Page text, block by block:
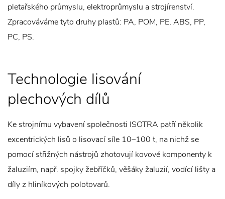
pletařského průmyslu, elektroprůmyslu a strojírenství.
Zpracováváme tyto druhy plastů: PA, POM, PE, ABS, PP,
PC, PS.
Technologie lisování
plechových dílů
Ke strojnímu vybavení společnosti ISOTRA patří několik
excentrických lisů o lisovací síle 10–100 t, na nichž se
pomocí střižných nástrojů zhotovují kovové komponenty k
žaluziím, např. spojky žebříčků, věšáky žaluzií, vodící lišty a
díly z hliníkových polotovarů.